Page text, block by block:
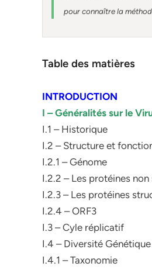
pour connaître la
Table des matières
INTRODUCTION
I – Généralités sur le
I.1 – Historique
I.2 – Structure et
I.2.1 – Génome
I.2.2 – Les protéines
I.2.3 – Les protéines
I.2.4 – ORF3
I.3 – Cyle réplicatif
I.4 – Diversité
I.4.1 – Taxonomie